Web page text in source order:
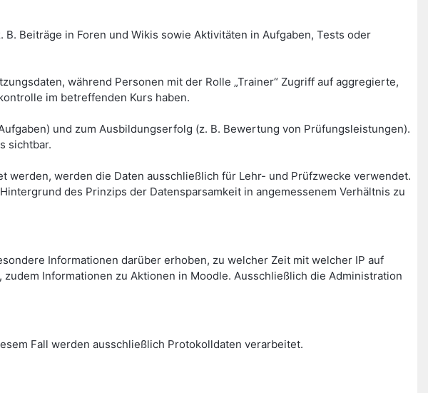
Beiträge in Foren und Wikis sowie Aktivitäten in Aufgaben, Tests oder
während Personen mit der Rolle „Trainer“ Zugriff auf aggregierte,
im betreffenden Kurs haben.
und zum Ausbildungserfolg (z. B. Bewertung von Prüfungsleistungen).
sichtbar.
werden die Daten ausschließlich für Lehr- und Prüfzwecke verwendet.
des Prinzips der Datensparsamkeit in angemessenem Verhältnis zu
Informationen darüber erhoben, zu welcher Zeit mit welcher IP auf
Informationen zu Aktionen in Moodle. Ausschließlich die Administration
Fall werden ausschließlich Protokolldaten verarbeitet.